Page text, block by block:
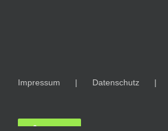
Impressum Datenschutz